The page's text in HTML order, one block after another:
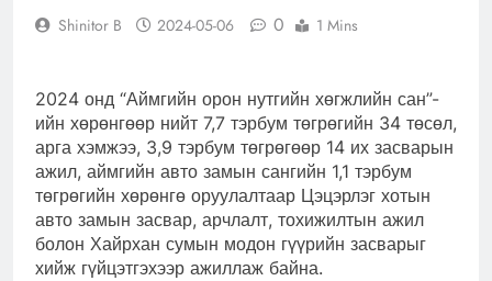
Shinitor B 2024-05-06 0 1 Mins
2024 онд “Аймгийн орон нутгийн хөгжлийн сан”-
ийн хөрөнгөөр нийт 7,7 тэрбум төгрөгийн 34 төсөл,
арга хэмжээ, 3,9 тэрбум төгрөгөөр 14 их засварын
ажил, аймгийн авто замын сангийн 1,1 тэрбум
төгрөгийн хөрөнгө оруулалтаар Цэцэрлэг хотын
авто замын засвар, арчлалт, тохижилтын ажил
болон Хайрхан сумын модон гүүрийн засварыг
хийж гүйцэтгэхээр ажиллаж байна.